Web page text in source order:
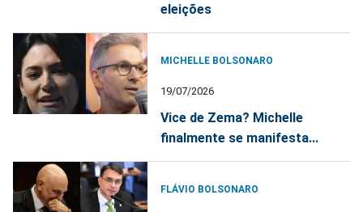
eleições
MICHELLE BOLSONARO
19/07/2026
Vice de Zema? Michelle
finalmente se manifesta...
FLÁVIO BOLSONARO